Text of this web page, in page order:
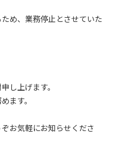
め、業務停止とさせていた
し上げます。
ます。
お気軽にお知らせくださ